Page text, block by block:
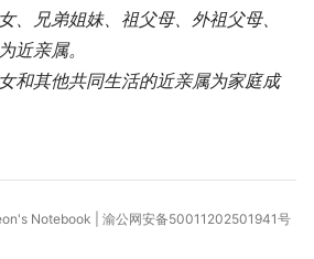
、兄弟姐妹、祖父母、外祖父母、
近亲属。
和其他共同生活的近亲属为家庭成
Notebook
渝公网安备50011202501941号